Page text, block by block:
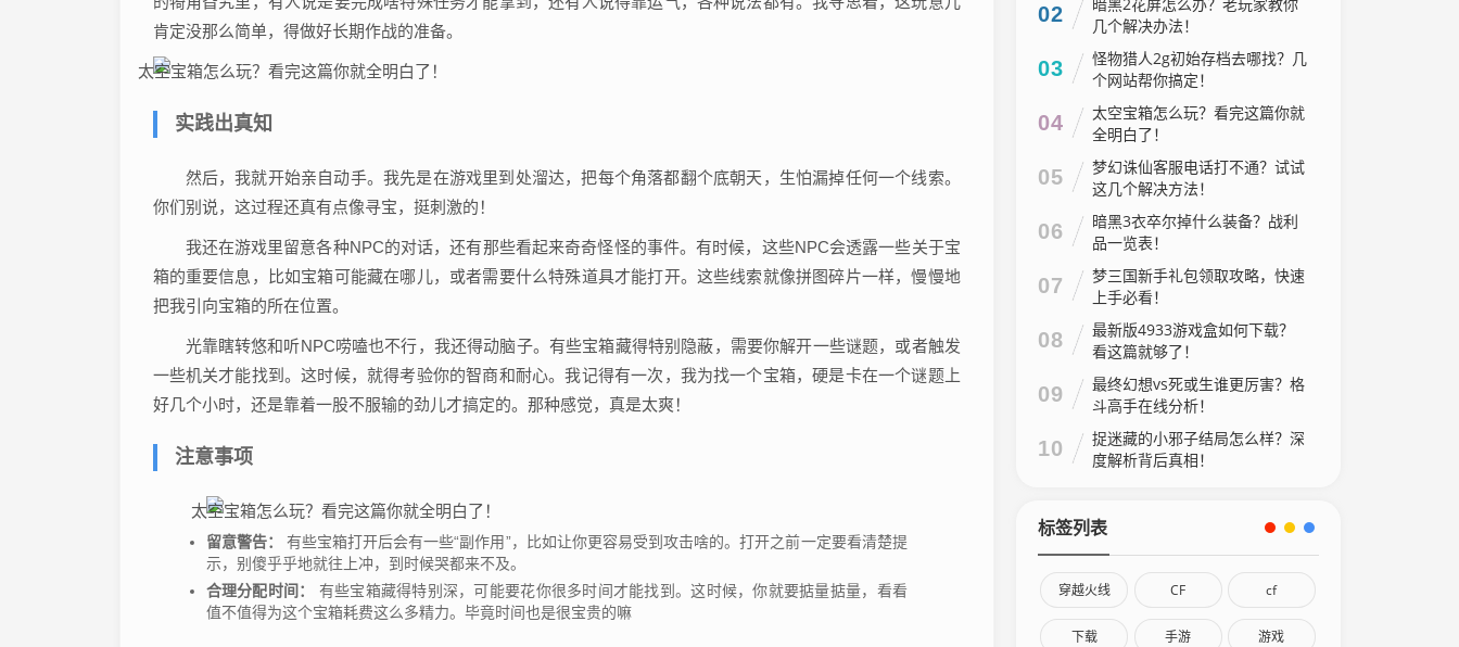
肯定没那么简单，得做好长期作战的准备。
实践出真知
然后，我就开始亲自动手。我先是在游戏里到处溜达，把每个角落都翻个底朝天，生怕漏掉任何一个线索。
你们别说，这过程还真有点像寻宝，挺刺激的！
我还在游戏里留意各种NPC的对话，还有那些看起来奇奇怪怪的事件。有时候，这些NPC会透露一些关于宝
箱的重要信息，比如宝箱可能藏在哪儿，或者需要什么特殊道具才能打开。这些线索就像拼图碎片一样，慢慢地
把我引向宝箱的所在位置。
光靠瞎转悠和听NPC唠嗑也不行，我还得动脑子。有些宝箱藏得特别隐蔽，需要你解开一些谜题，或者触发
一些机关才能找到。这时候，就得考验你的智商和耐心。我记得有一次，我为找一个宝箱，硬是卡在一个谜题上
好几个小时，还是靠着一股不服输的劲儿才搞定的。那种感觉，真是太爽！
注意事项
留意警告：
有些宝箱打开后会有一些“副作用”，比如让你更容易受到攻击啥的。打开之前一定要看清楚提
示，别傻乎乎地就往上冲，到时候哭都来不及。
合理分配时间：
有些宝箱藏得特别深，可能要花你很多时间才能找到。这时候，你就要掂量掂量，看看
值不值得为这个宝箱耗费这么多精力。毕竟时间也是很宝贵的嘛
02
几个解决办法！
03
怪物猎人2g初始存档去哪找？几
个网站帮你搞定！
04
太空宝箱怎么玩？看完这篇你就
全明白了！
05
梦幻诛仙客服电话打不通？试试
这几个解决方法！
06
暗黑3衣卒尔掉什么装备？战利
品一览表！
07
梦三国新手礼包领取攻略，快速
上手必看！
08
最新版4933游戏盒如何下载？
看这篇就够了！
09
最终幻想vs死或生谁更厉害？格
斗高手在线分析！
10
捉迷藏的小邪子结局怎么样？深
度解析背后真相！
标签列表
穿越火线 CF cf
下载 手游 游戏